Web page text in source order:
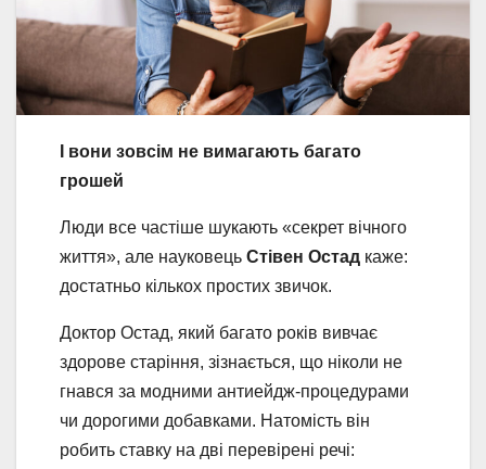
І вони зовсім не вимагають багато
грошей
Люди все частіше шукають «секрет вічного
життя», але науковець Стівен Остад каже:
достатньо кількох простих звичок.
Доктор Остад, який багато років вивчає
здорове старіння, зізнається, що ніколи не
гнався за модними антиейдж-процедурами
чи дорогими добавками. Натомість він
робить ставку на дві перевірені речі: